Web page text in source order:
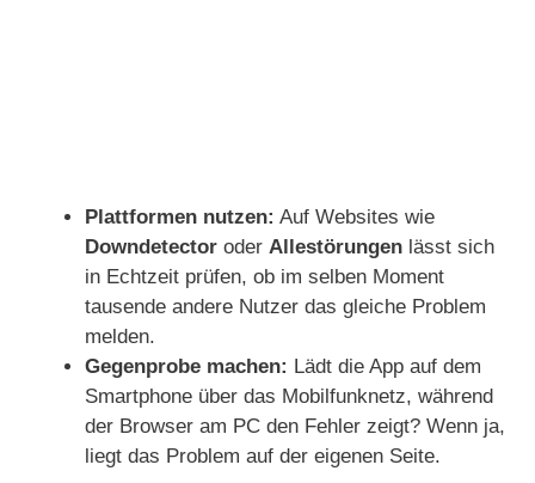
Plattformen nutzen: Auf Websites wie
Downdetector oder Allestörungen lässt sich
in Echtzeit prüfen, ob im selben Moment
tausende andere Nutzer das gleiche Problem
melden.
Gegenprobe machen: Lädt die App auf dem
Smartphone über das Mobilfunknetz, während
der Browser am PC den Fehler zeigt? Wenn ja,
liegt das Problem auf der eigenen Seite.